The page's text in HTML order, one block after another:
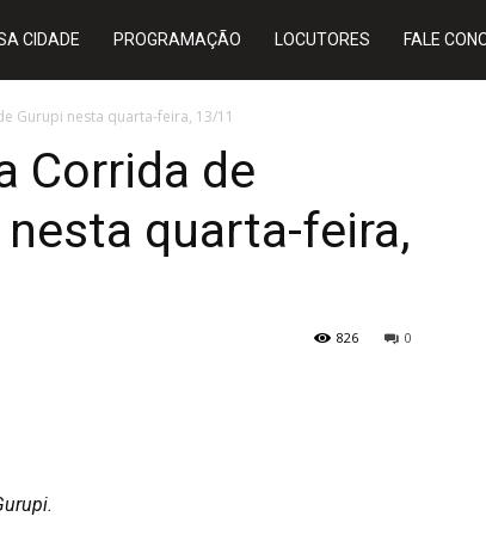
CIDADE PROGRAMAÇÃO LOCUTORES FALE
Gurupi nesta quarta-feira, 13/11
Corrida de
quarta-feira,
0
826